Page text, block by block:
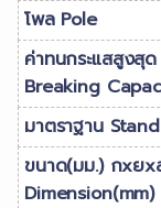
โพล Pole
ค่าทนกระแสสูงสุ
Breaking
มาตราฐาน
ขนาด(มม.) กxยx
Dimension(mm)